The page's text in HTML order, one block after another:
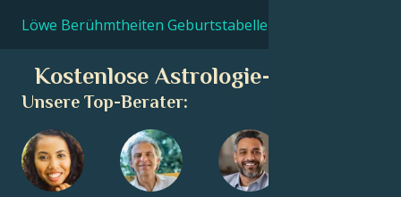
Löwe Berühmtheiten Geburtstabellen
Kostenlose Astrologie-Beratung
Unsere Top-Berater: